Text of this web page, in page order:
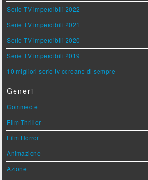
Serie TV imperdibili 2022
Serie TV imperdibili 2021
Serie TV imperdibili 2020
Serie TV imperdibili 2019
10 migliori serie tv coreane di sempre
Generi
Commedie
Film Thriller
Film Horror
Animazione
Azione